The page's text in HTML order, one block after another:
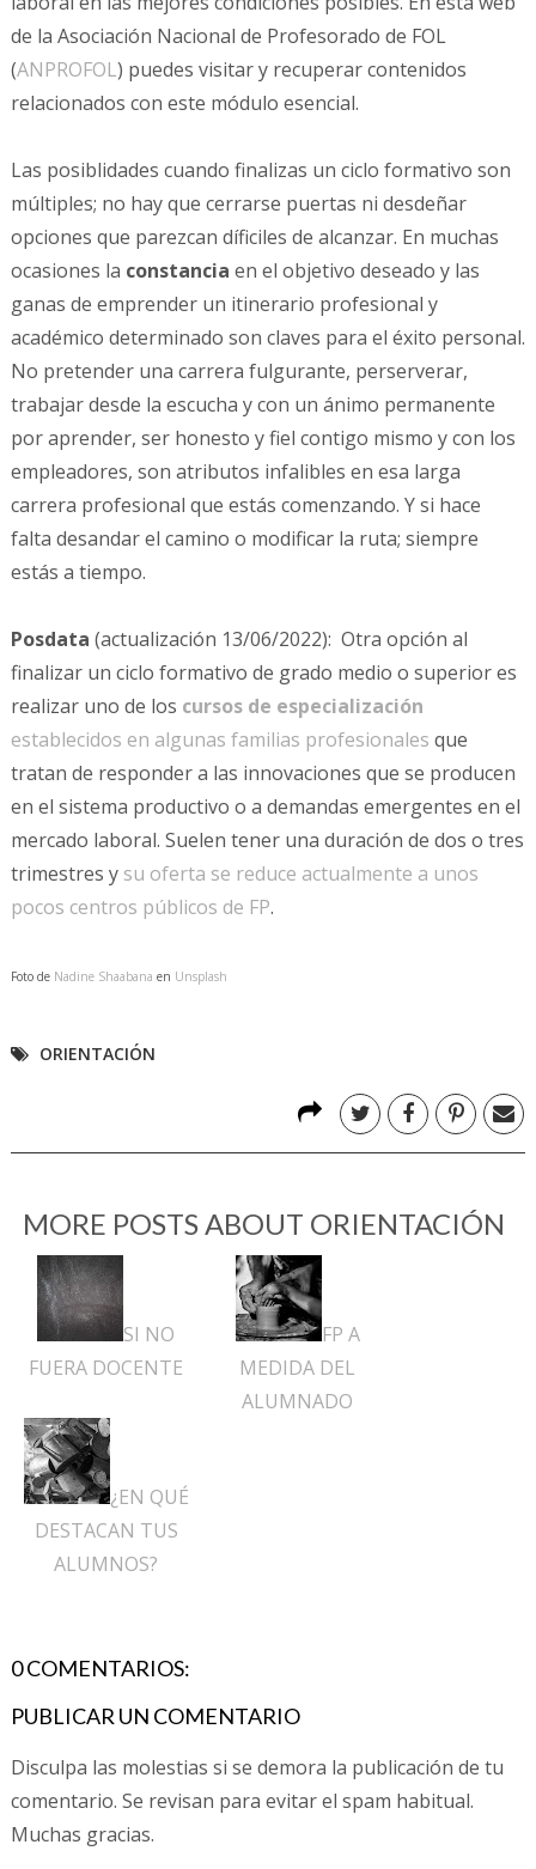
de la Asociación Nacional de Profesorado de FOL
(ANPROFOL) puedes visitar y recuperar contenidos
relacionados con este módulo esencial.
Las posiblidades cuando finalizas un ciclo formativo son
múltiples; no hay que cerrarse puertas ni desdeñar
opciones que parezcan díficiles de alcanzar. En muchas
ocasiones la constancia en el objetivo deseado y las
ganas de emprender un itinerario profesional y
académico determinado son claves para el éxito personal.
No pretender una carrera fulgurante, perserverar,
trabajar desde la escucha y con un ánimo permanente
por aprender, ser honesto y fiel contigo mismo y con los
empleadores, son atributos infalibles en esa larga
carrera profesional que estás comenzando. Y si hace
falta desandar el camino o modificar la ruta; siempre
estás a tiempo.
Posdata (actualización 13/06/2022): Otra opción al
finalizar un ciclo formativo de grado medio o superior es
realizar uno de los cursos de especialización
establecidos en algunas familias profesionales que
tratan de responder a las innovaciones que se producen
en el sistema productivo o a demandas emergentes en el
mercado laboral. Suelen tener una duración de dos o tres
trimestres y su oferta se reduce actualmente a unos
pocos centros públicos de FP.
Foto de Nadine Shaabana en Unsplash
ORIENTACIÓN
MORE POSTS ABOUT ORIENTACIÓN
SI NO
FUERA DOCENTE
FP A
MEDIDA DEL
ALUMNADO
¿EN QUÉ
DESTACAN TUS
ALUMNOS?
0 COMENTARIOS:
PUBLICAR UN COMENTARIO
Disculpa las molestias si se demora la publicación de tu
comentario. Se revisan para evitar el spam habitual.
Muchas gracias.